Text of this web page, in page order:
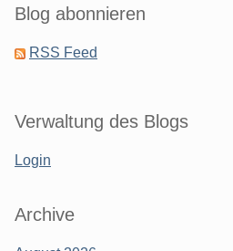
Blog abonnieren
RSS Feed
Verwaltung des Blogs
Login
Archive